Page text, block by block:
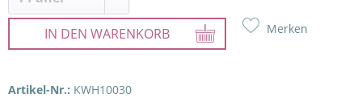
IN DEN WARENKORB Merken
Artikel-Nr.: KWH10030